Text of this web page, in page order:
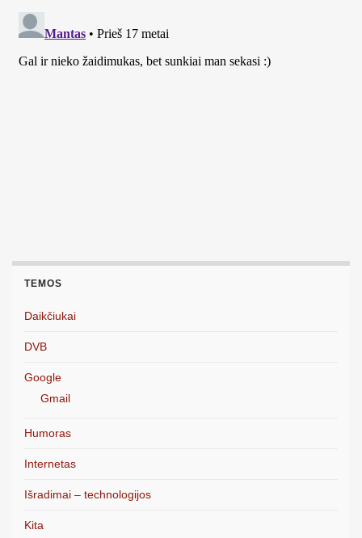
TEMOS
Daikčiukai
DVB
Google
Gmail
Humoras
Internetas
Išradimai – technologijos
Kita